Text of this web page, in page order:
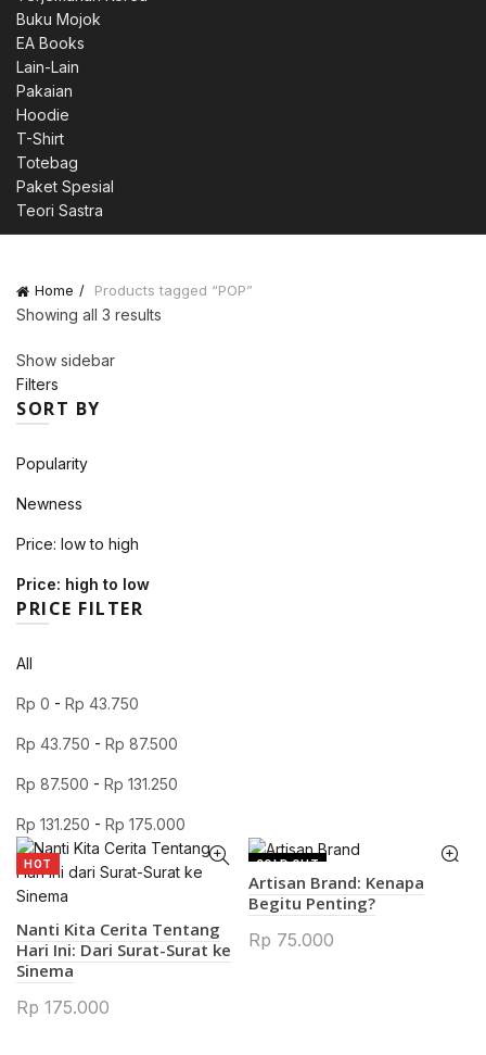
Buku Mojok
EA Books
Lain-Lain
Pakaian
Hoodie
T-Shirt
Totebag
Paket Spesial
Teori Sastra
Home Products tagged “POP”
Showing all 3 results
Show sidebar
Filters
SORT BY
Popularity
Newness
Price: low to high
Price: high to low
PRICE FILTER
All
Rp 0 - Rp 43.750
Rp 43.750 - Rp 87.500
Rp 87.500 - Rp 131.250
Rp 131.250 - Rp 175.000
HOT
Nanti Kita Cerita Tentang
Hari Ini: Dari Surat-Surat ke
Sinema
Rp 175.000
SOLD OUT
Artisan Brand: Kenapa
Begitu Penting?
Rp 75.000